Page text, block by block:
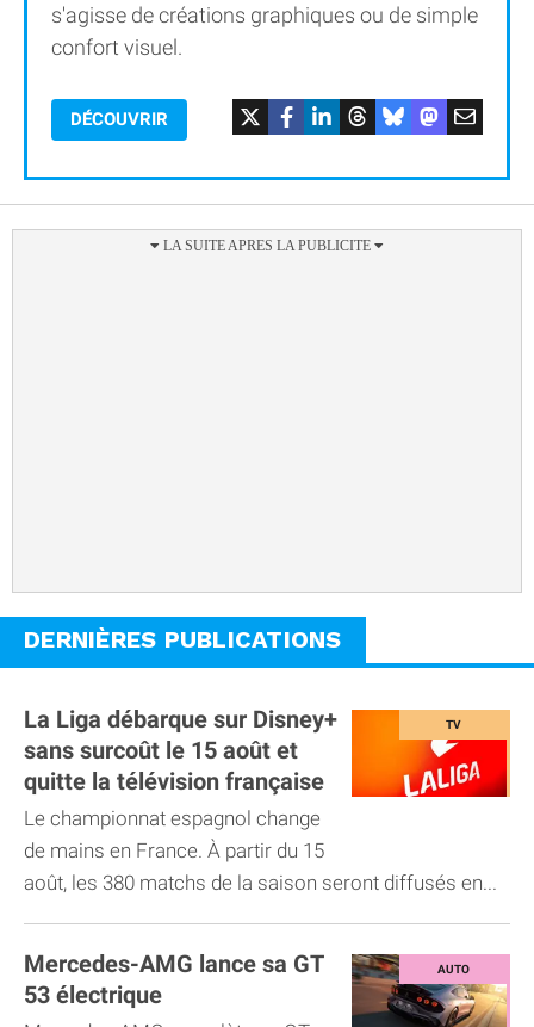
s'agisse de créations graphiques ou de simple
confort visuel.
DÉCOUVRIR
DERNIÈRES PUBLICATIONS
La Liga débarque sur Disney+
sans surcoût le 15 août et
quitte la télévision française
Le championnat espagnol change
de mains en France. À partir du 15
août, les 380 matchs de la saison seront diffusés en...
Mercedes-AMG lance sa GT
53 électrique